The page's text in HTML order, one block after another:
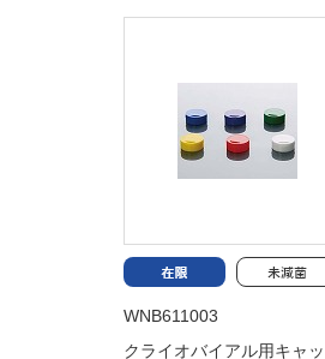
WNB611003
クライオバイアル用キャ